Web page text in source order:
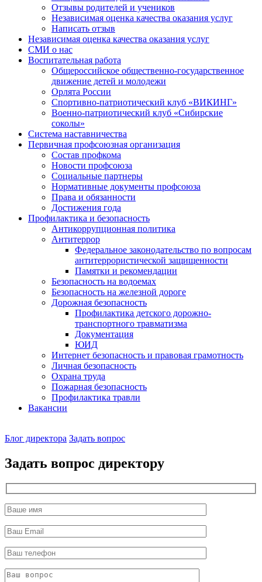
Отзывы родителей и учеников
Независимая оценка качества оказания услуг
Написать отзыв
Независимая оценка качества оказания услуг
СМИ о нас
Воспитательная работа
Общероссийское общественно-государственное
движение детей и молодежи
Орлята России
Спортивно-патриотический клуб «ВИКИНГ»
Военно-патриотический клуб «Сибирские
соколы»
Система наставничества
Первичная профсоюзная организация
Состав профкома
Новости профсоюза
Социальные партнеры
Нормативные документы профсоюза
Права и обязанности
Достижения года
Профилактика и безопасность
Антикоррупционная политика
Антитеррор
Федеральное законодательство по вопросам
антитеррористической защищенности
Памятки и рекомендации
Безопасность на водоемах
Безопасность на железной дороге
Дорожная безопасность
Профилактика детского дорожно-
транспортного травматизма
Документация
ЮИД
Интернет безопасность и правовая грамотность
Личная безопасность
Охрана труда
Пожарная безопасность
Профилактика травли
Вакансии
директор
Блог директора Задать вопрос
Задать вопрос директору